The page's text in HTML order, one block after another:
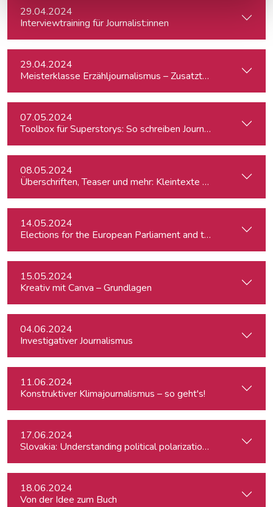
29.04.2024
Interviewtraining für Journalist:innen
29.04.2024
Meisterklasse Erzähljournalismus – Zusatztermin
07.05.2024
Toolbox für Superstorys: So schreiben Journalist:innen
08.05.2024
Überschriften, Teaser und mehr: Kleintexte einfach besser
14.05.2024
15.05.2024
Kreativ mit Canva – Grundlagen
04.06.2024
Investigativer Journalismus
11.06.2024
Konstruktiver Klimajournalismus – so geht's!
17.06.2024
Slovakia: Understanding political polarizations and their
18.06.2024
Von der Idee zum Buch